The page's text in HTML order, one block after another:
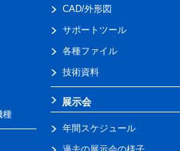
種
CAD/外形図
サポートツール
各種ファイル
技術資料
展示会
年間スケジュール